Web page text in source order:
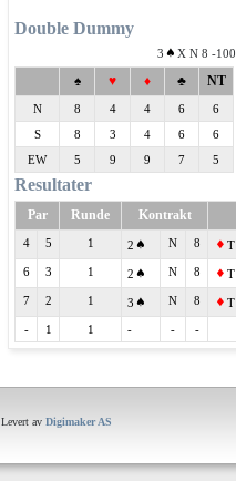
Double Dummy
3 X N 8 -100
♠ ♥ ♦ ♣ NT
N 8 4 4 6
6
S
8 3 4 6
6
EW
5 9 9 7 5
Resultater
Par Runde Kontrakt
4 5 1 2 N 8 T
6 3 1 2 N 8 T
7 2 1 3 N 8 T
- 1 1 - - -
Levert av Digimaker AS